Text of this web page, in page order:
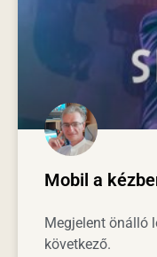
Mobil a
Megjelent önálló
következő.